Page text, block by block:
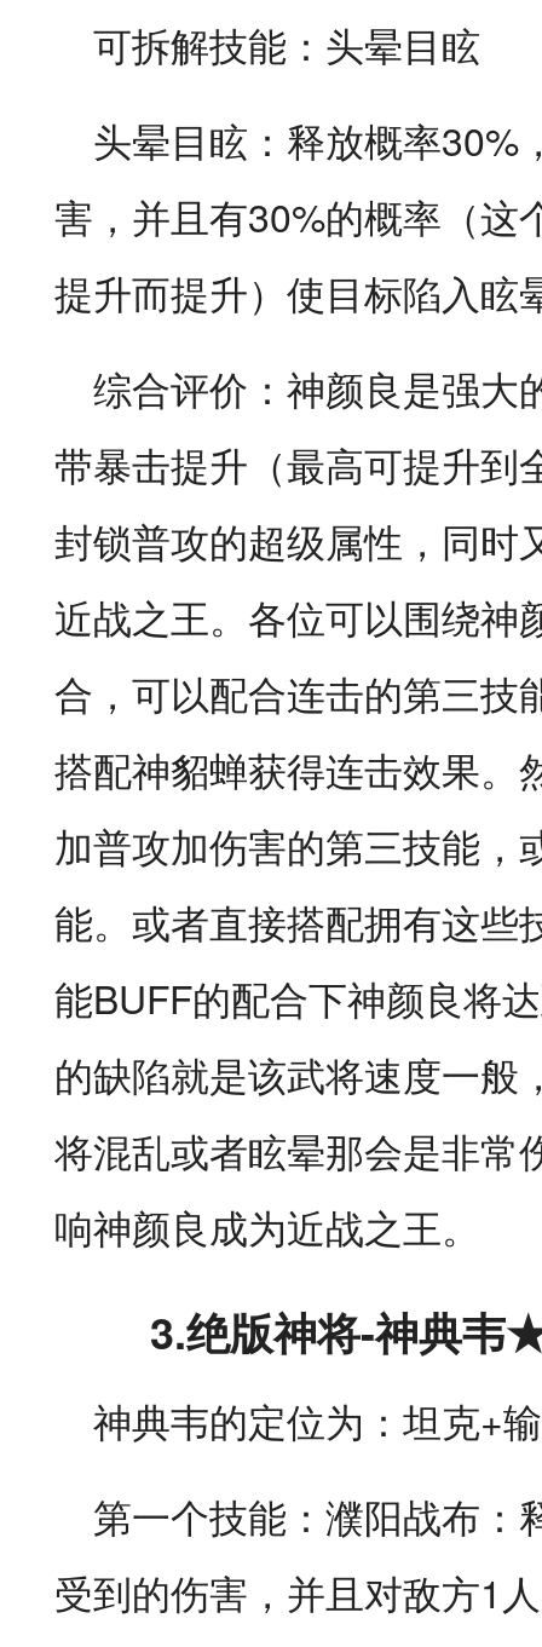
可拆解技能：头晕目眩
头晕目眩：释放概率30%
害，并且有30%的概率（这
提升而提升）使目标陷入眩
综合评价：神颜良是强大
带暴击提升（最高可提升到
封锁普攻的超级属性，同时
近战之王。各位可以围绕神
合，可以配合连击的第三技
搭配神貂蝉获得连击效果。
加普攻加伤害的第三技能，
能。或者直接搭配拥有这些
能BUFF的配合下神颜良将
的缺陷就是该武将速度一般
将混乱或者眩晕那会是非常
响神颜良成为近战之王。
3.绝版神将-神
神典韦的定位为：坦克+
第一个技能：濮阳战布：
受到的伤害，并且对敌方1